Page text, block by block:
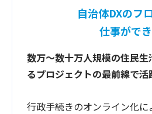
自治体DXのフ
仕事がで
数万〜数十万人規模の住民
るプロジェクトの最前線で活
行政手続きのオンライン化